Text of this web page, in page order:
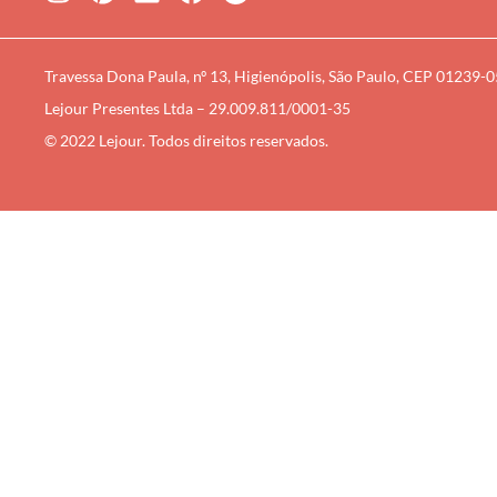
Travessa Dona Paula, nº 13, Higienópolis, São Paulo, CEP 01239-
Lejour Presentes Ltda – 29.009.811/0001-35
© 2022 Lejour. Todos direitos reservados.